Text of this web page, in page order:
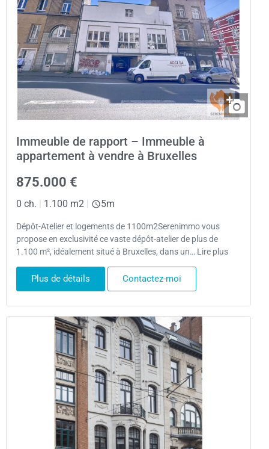
Immeuble de rapport – Immeuble à
appartement à vendre à Bruxelles
875.000 €
0 ch. 1.100 m2 5m
Dépôt-Atelier et logements de 1100m2Serenimmo vous
propose en exclusivité ce vaste dépôt-atelier de plus de
1.100 m², idéalement situé à Bruxelles, dans un… Lire plus
Plus de détails Contactez-moi